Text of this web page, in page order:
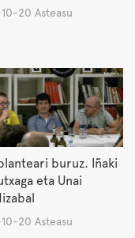
20 Asteasu
buruz. Iñaki
eta Unai
20 Asteasu